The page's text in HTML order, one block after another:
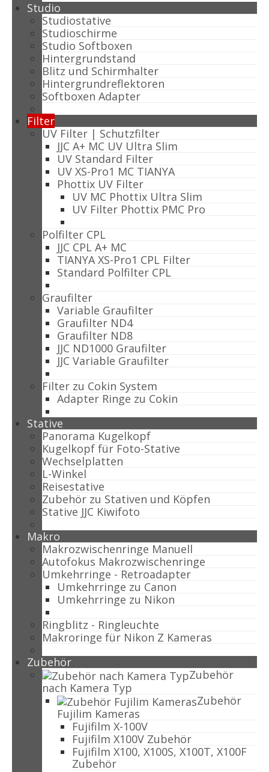
Studio
Studiostative
Studioschirme
Studio Softboxen
Hintergrundstand
Blitz und Schirmhalter
Hintergrundreflektoren
Softboxen Adapter
Filter
UV Filter | Schutzfilter
JJC A+ MC UV Ultra Slim
UV Standard Filter
UV XS-Pro1 MC TIANYA
Phottix UV Filter
UV MC Phottix Ultra Slim
UV Filter Phottix PMC Pro
Polfilter CPL
JJC CPL A+ MC
TIANYA XS-Pro1 CPL Filter
Standard Polfilter CPL
Graufilter
Variable Graufilter
Graufilter ND4
Graufilter ND8
JJC ND1000 Graufilter
JJC Variable Graufilter
Filter zu Cokin System
Adapter Ringe zu Cokin
Stative
Panorama Kugelkopf
Kugelkopf für Foto-Stative
Wechselplatten
L-Winkel
Reisestative
Zubehör zu Stativen und Köpfen
Stative JJC Kiwifoto
Makro
Makrozwischenringe Manuell
Autofokus Makrozwischenringe
Umkehrringe - Retroadapter
Umkehrringe zu Canon
Umkehrringe zu Nikon
Ringblitz - Ringleuchte
Makroringe für Nikon Z Kameras
Zubehör
Zubehör
nach Kamera Typ
Zubehör
Fujilim Kameras
Fujifilm X-100V
Fujifilm X100V Zubehör
Fujifilm X100, X100S, X100T, X100F
Zubehör